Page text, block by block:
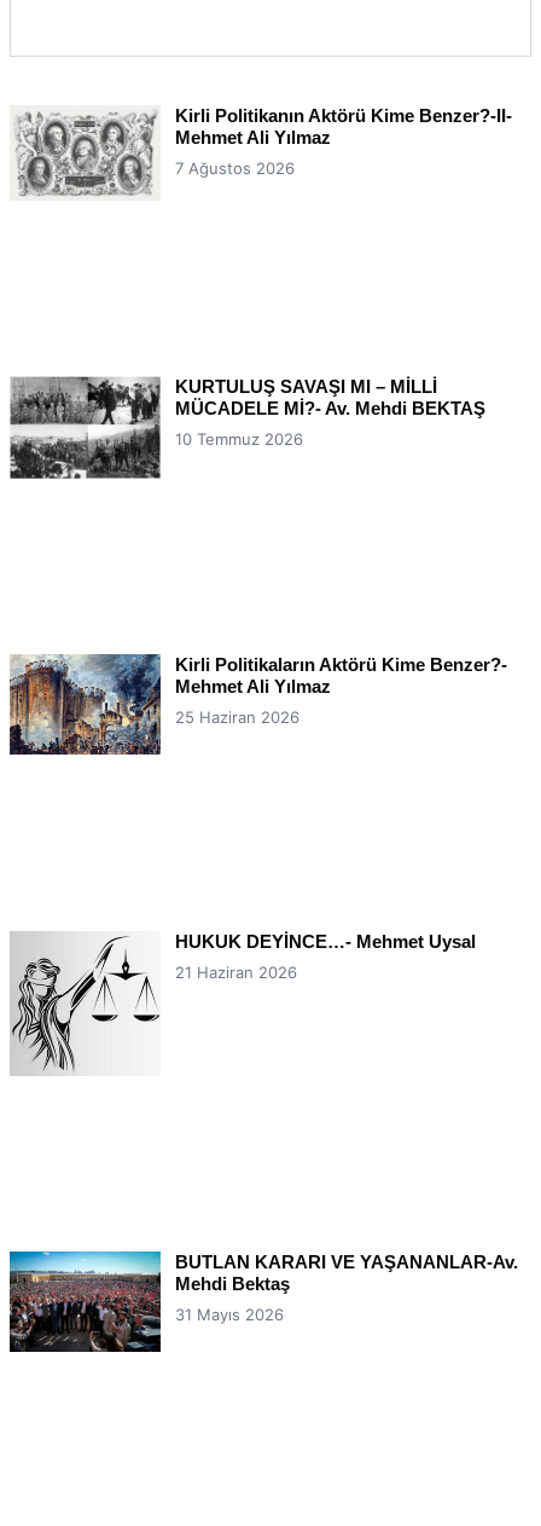
Kirli Politikanın Aktörü Kime Benzer?-II-
Mehmet Ali Yılmaz
7 Ağustos 2026
KURTULUŞ SAVAŞI MI – MİLLİ
MÜCADELE Mİ?- Av. Mehdi BEKTAŞ
10 Temmuz 2026
Kirli Politikaların Aktörü Kime Benzer?-
Mehmet Ali Yılmaz
25 Haziran 2026
HUKUK DEYİNCE…- Mehmet Uysal
21 Haziran 2026
BUTLAN KARARI VE YAŞANANLAR-Av.
Mehdi Bektaş
31 Mayıs 2026